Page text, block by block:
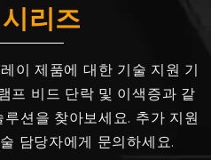
리즈
이 제품에 대한 기술 지원 기
프 비드 단락 및 이색증과 같
션을 찾아보세요. 추가 지원
담당자에게 문의하세요.